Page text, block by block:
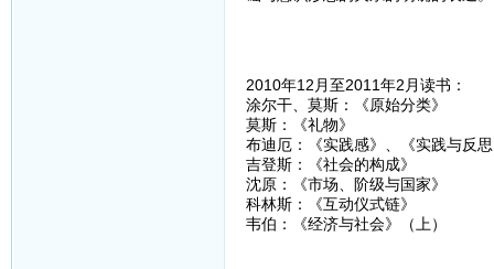
2010年12月至2011年2月读书：
涂尔干、莫斯：《原始分类》
莫斯：《礼物》
布迪厄：《实践感》、《实践与反
吉登斯：《社会的构成》
沈原：《市场、阶级与国家》
科林斯：《互动仪式链》
韦伯：《经济与社会》（上）